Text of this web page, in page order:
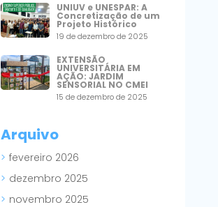
UNIUV e UNESPAR: A
Concretização de um
Projeto Histórico
19 de dezembro de 2025
EXTENSÃO
UNIVERSITÁRIA EM
AÇÃO: JARDIM
SENSORIAL NO CMEI
15 de dezembro de 2025
Arquivo
fevereiro 2026
dezembro 2025
novembro 2025